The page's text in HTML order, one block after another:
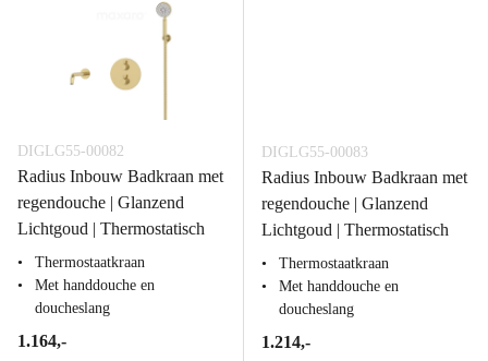
DIGLG55-00082
Radius Inbouw Badkraan met
regendouche | Glanzend
Lichtgoud | Thermostatisch
Thermostaatkraan
Met handdouche en
doucheslang
1.164,-
DIGLG55-00083
Radius Inbouw Badkraan met
regendouche | Glanzend
Lichtgoud | Thermostatisch
Thermostaatkraan
Met handdouche en
doucheslang
1.214,-